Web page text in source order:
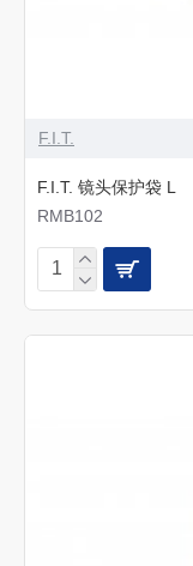
F.I.T.
F.I.T. 镜头保护袋 L
RMB102